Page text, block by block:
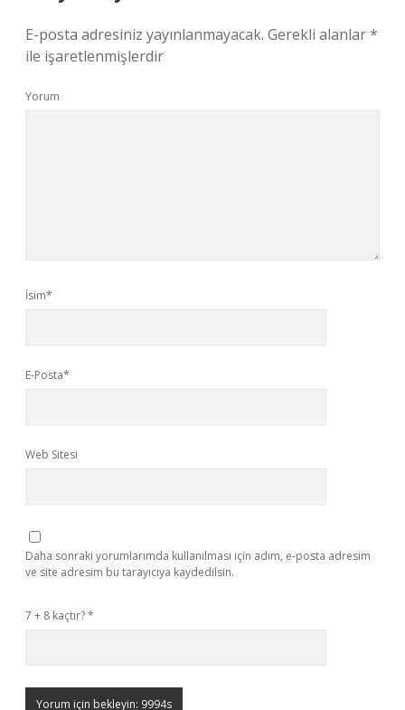
E-posta adresiniz yayınlanmayacak. Gerekli alanlar*
ile işaretlenmişlerdir
Yorum
İsim*
E-Posta*
Web Sitesi
Daha sonraki yorumlarımda kullanılması için adım, e-posta adresim
ve site adresim bu tarayıcıya kaydedilsin.
7 + 8 kaçtır?*